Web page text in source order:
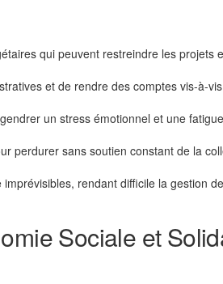
qui peuvent restreindre les projets
et de rendre des comptes vis-à-
un stress émotionnel et une fatigue
perdurer sans soutien constant de la
rendant difficile la gestion
Sociale et